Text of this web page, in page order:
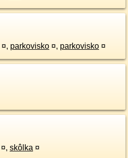
¤, parkovisko ¤, parkovisko ¤
¤, skôlka ¤